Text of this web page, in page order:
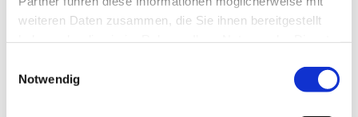
weiteren Daten zusammen, die Sie ihnen bereitgestellt
Notwendig